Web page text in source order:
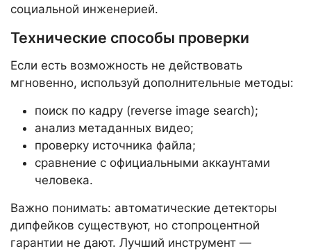
социальной инженерией.
Технические способы проверки
Если есть возможность не действовать
мгновенно, используй дополнительные методы:
поиск по кадру (reverse image search);
анализ метаданных видео;
проверку источника файла;
сравнение с официальными аккаунтами
человека.
Важно понимать: автоматические детекторы
дипфейков существуют, но стопроцентной
гарантии не дают. Лучший инструмент —